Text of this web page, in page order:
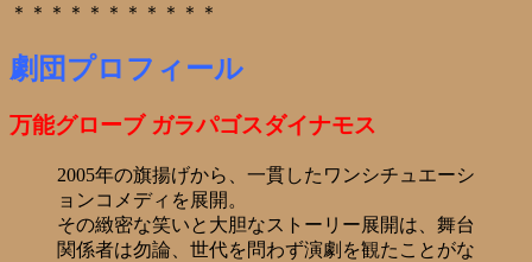
＊＊＊＊＊＊＊＊＊＊＊
劇団プロフィール
万能グローブ ガラパゴスダイナモス
2005年の旗揚げから、一貫したワンシチュエーシ
ョンコメディを展開。
その緻密な笑いと大胆なストーリー展開は、舞台
関係者は勿論、世代を問わず演劇を観たことがな